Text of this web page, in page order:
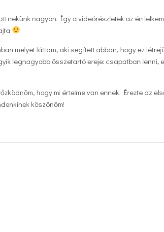
nekünk nagyon. Így a videórészletek az én
melyet láttam, aki segített abban, hogy ez
legnagyobb összetartó ereje: csapatban lenni,
hogy mi értelme van ennek. Érezte az
köszönöm!